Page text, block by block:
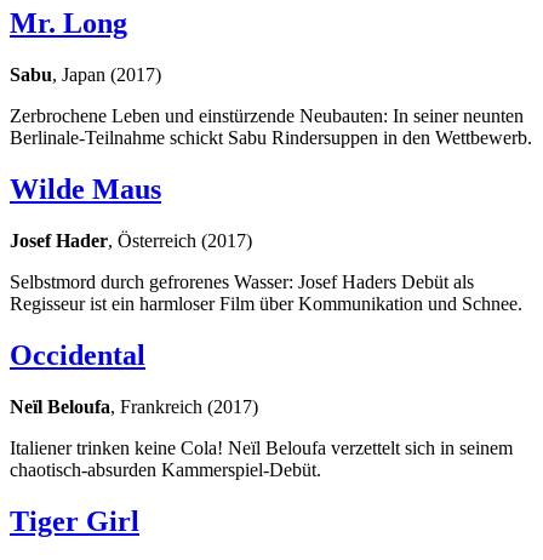
Mr. Long
Sabu, Japan (2017)
Zerbrochene Leben und einstürzende Neubauten: In seiner neunten
Berlinale-Teilnahme schickt Sabu Rindersuppen in den Wettbewerb.
Wilde Maus
Josef Hader, Österreich (2017)
Selbstmord durch gefrorenes Wasser: Josef Haders Debüt als
Regisseur ist ein harmloser Film über Kommunikation und Schnee.
Occidental
Neïl Beloufa, Frankreich (2017)
Italiener trinken keine Cola! Neïl Beloufa verzettelt sich in seinem
chaotisch-absurden Kammerspiel-Debüt.
Tiger Girl